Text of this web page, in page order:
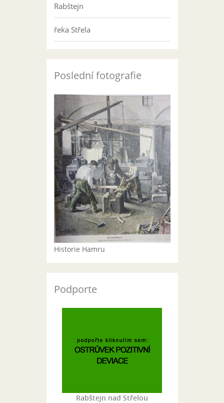
Rabštejn
řeka Střela
Poslední fotografie
Historie Hamru
Podporte
Rabštejn nad Střelou